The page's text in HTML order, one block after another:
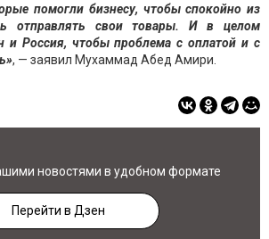
помогли бизнесу, чтобы спокойно из
отправлять свои товары. И в целом
и Россия, чтобы проблема с оплатой и с
, — заявил Мухаммад Абед Амири.
новостями в удобном формате
Перейти в Дзен